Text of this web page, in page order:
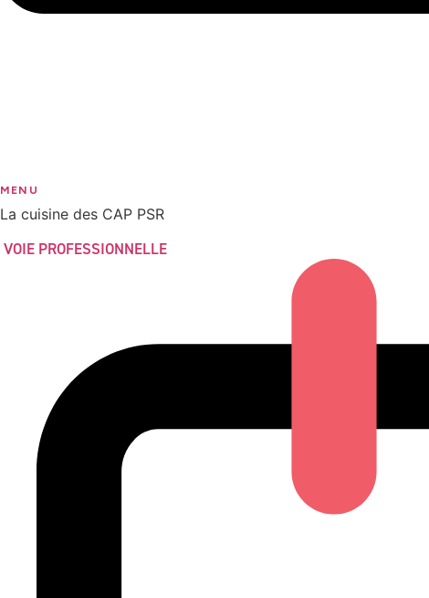
MENU
La cuisine des CAP PSR
VOIE PROFESSIONNELLE